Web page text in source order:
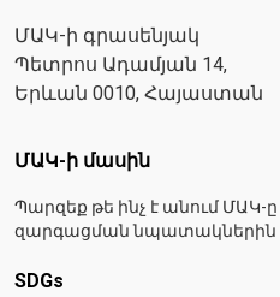
ՄԱԿ-ի գրասենյակ
Պետրոս Ադամյան 14,
Երևան 0010, Հայաստան
Footer menu
ՄԱԿ-ի մասին
Պարզեք թե ինչ է անում ՄԱԿ-
զարգացման նպատակներին
SDGs